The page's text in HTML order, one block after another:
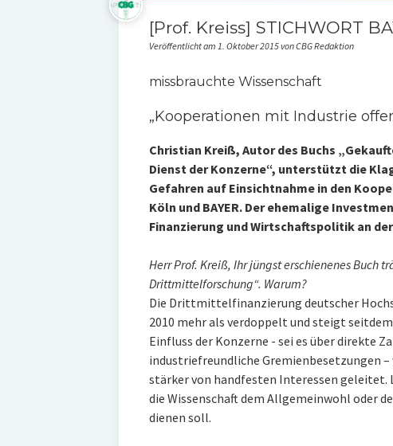
[Prof. Kreiss] STICHWORT
Veröffentlicht am 1. Oktober 2015 von CBG Redaktion
missbrauchte Wissenschaft
„Kooperationen mit Industrie
Christian Kreiß, Autor des Buchs
Dienst der Konzerne“, unterstützt die
Gefahren auf Einsichtnahme in den
Köln und BAYER. Der ehemalige
Finanzierung und Wirtschaftspolitik an
Herr Prof. Kreiß, Ihr jüngst erschienenes Buch
Drittmittelforschung“. Warum?
Die Drittmittelfinanzierung deutscher
2010 mehr als verdoppelt und steigt
Einfluss der Konzerne - sei es über direkte
industriefreundliche Gremienbesetzungen
stärker von handfesten Interessen
die Wissenschaft dem Allgemeinwohl oder
dienen soll.